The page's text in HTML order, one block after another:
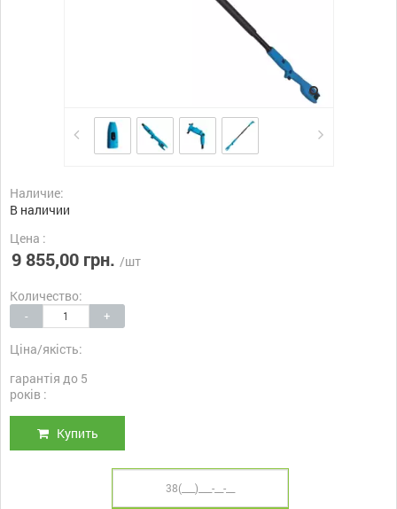
Наличие:
В наличии
Цена :
9 855,00 грн. /шт
Количество:
- +
Ціна/якість:
гарантія до 5
років :
Купить